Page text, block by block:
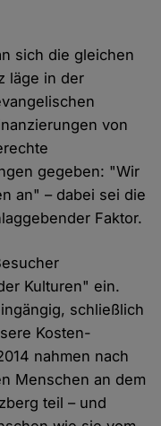
sich die gleichen
läge in der
von
gegeben: "Wir
an" – dabei sei die
Faktor.
Kulturen" ein.
schließlich
Kosten-
nahmen nach
Menschen an dem
teil – und